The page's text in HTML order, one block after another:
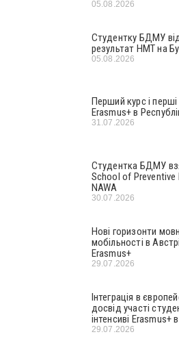
05.08.2026
Студентку БДМУ
результат НМТ на
05.08.2026
Перший курс і
Erasmus+ в
31.07.2026
Студентка БДМУ
School of
NAWA
30.07.2026
Нові горизонти
мобільності в
Erasmus+
29.07.2026
Інтеграція в
досвід участі
інтенсиві Erasmus+
29.07.2026